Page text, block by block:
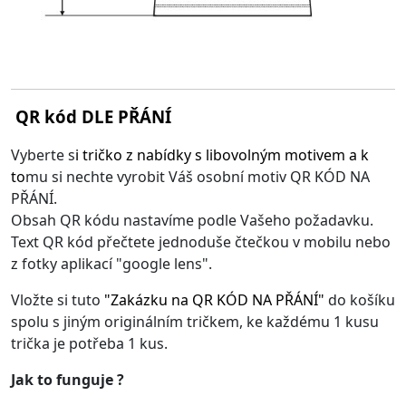
QR kód DLE PŘÁNÍ
Vyberte si tričko z nabídky s libovolným motivem a k
tomu si nechte vyrobit Váš osobní motiv QR KÓD NA
PŘÁNÍ.
Obsah QR kódu nastavíme podle Vašeho požadavku.
Text QR kód přečtete jednoduše čtečkou v mobilu nebo
z fotky aplikací "google lens".
Vložte si tuto "Zakázku na QR KÓD NA PŘÁNÍ" do košíku
spolu s jiným originálním tričkem, ke každému 1 kusu
trička je potřeba 1 kus.
Jak to funguje ?